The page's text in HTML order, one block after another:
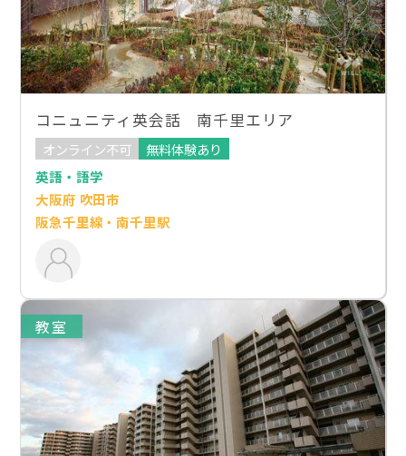
コニュニティ英会話 南千里エリア
オンライン不可
無料体験あり
英語・語学
大阪府 吹田市
阪急千里線・南千里駅
教室